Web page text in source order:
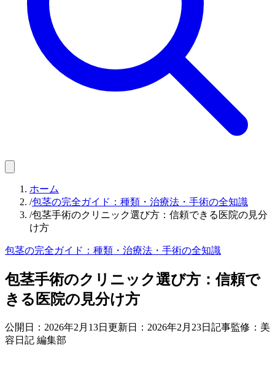
ホーム
/包茎の完全ガイド：種類・治療法・手術の全知識
/包茎手術のクリニック選び方：信頼できる医院の見分
け方
包茎の完全ガイド：種類・治療法・手術の全知識
包茎手術のクリニック選び方：信頼で
きる医院の見分け方
公開日： 2026年2月13日 更新日： 2026年2月23日 記事監修：美
容日記 編集部